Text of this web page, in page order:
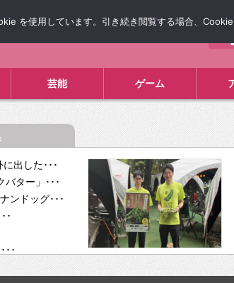
芸能 ゲーム
出した･･･
バター」･･･
ンドッグ･･･
･
･･
を使用しています。引き続き閲覧する場合、